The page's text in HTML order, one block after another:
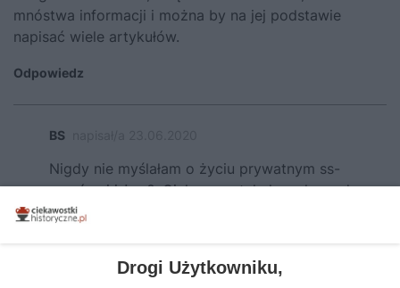
mnóstwa informacji i można by na jej podstawie
napisać wiele artykułów.
Odpowiedz
BS
Nigdy nie myślałam o życiu prywatnym ss-
manówni i żon?. Ciekawy artykuł, zachęca do
pogłębienia tematu
Drogi Użytkowniku,